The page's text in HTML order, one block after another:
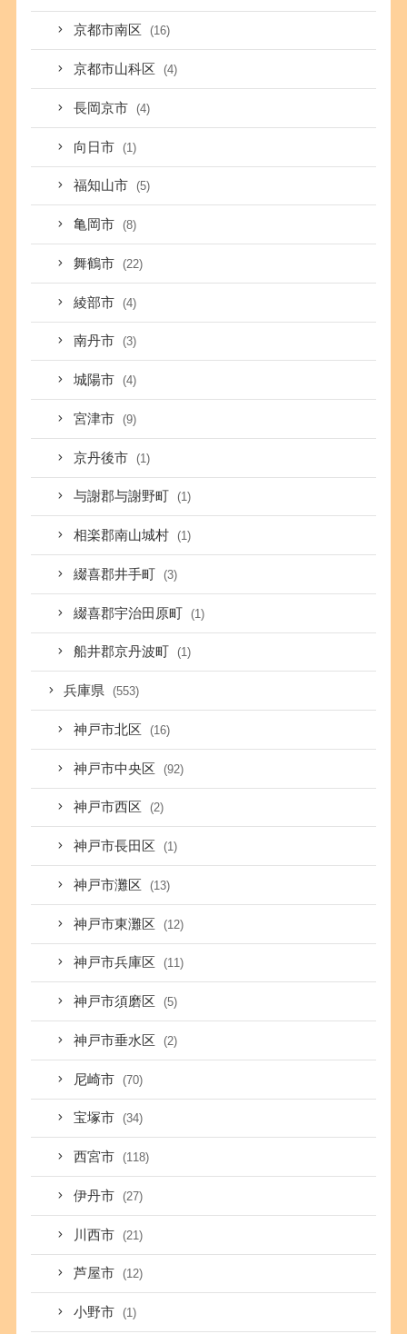
京都市南区 (16)
京都市山科区 (4)
長岡京市 (4)
向日市 (1)
福知山市 (5)
亀岡市 (8)
舞鶴市 (22)
綾部市 (4)
南丹市 (3)
城陽市 (4)
宮津市 (9)
京丹後市 (1)
与謝郡与謝野町 (1)
相楽郡南山城村 (1)
綴喜郡井手町 (3)
綴喜郡宇治田原町 (1)
船井郡京丹波町 (1)
兵庫県 (553)
神戸市北区 (16)
神戸市中央区 (92)
神戸市西区 (2)
神戸市長田区 (1)
神戸市灘区 (13)
神戸市東灘区 (12)
神戸市兵庫区 (11)
神戸市須磨区 (5)
神戸市垂水区 (2)
尼崎市 (70)
宝塚市 (34)
西宮市 (118)
伊丹市 (27)
川西市 (21)
芦屋市 (12)
小野市 (1)